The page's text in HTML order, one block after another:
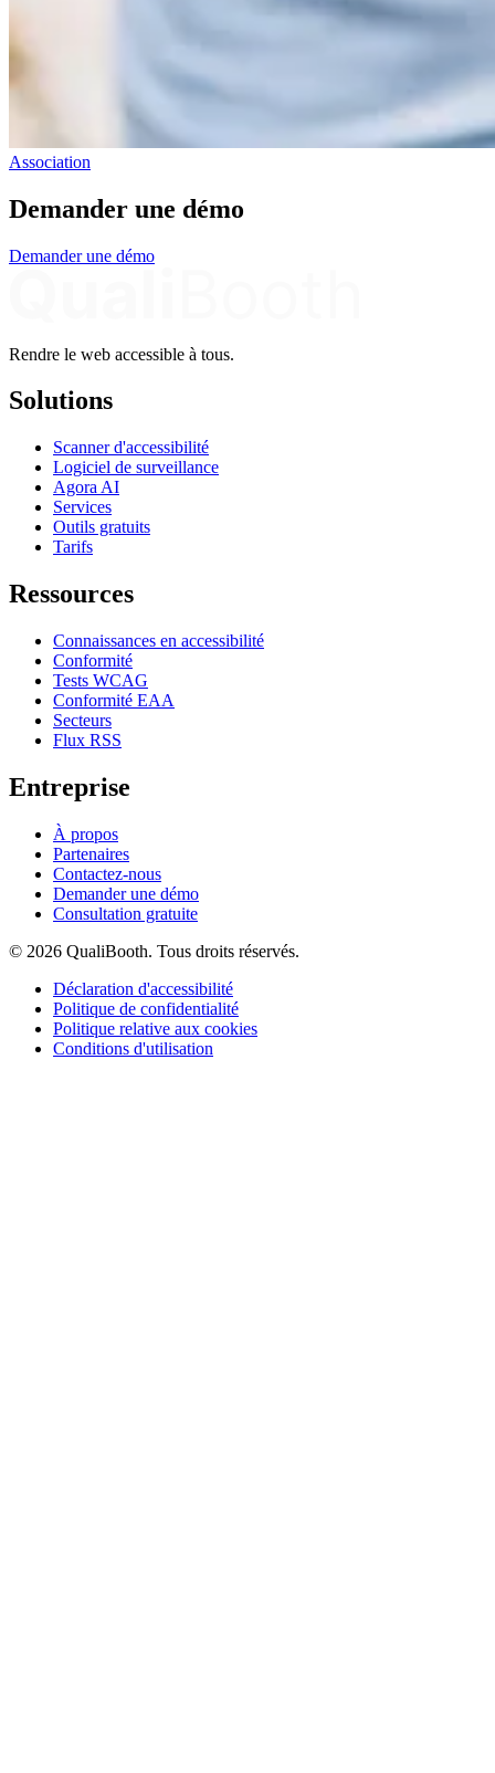
Association
Demander une démo
Demander une démo
Rendre le web accessible à tous.
Solutions
Scanner d'accessibilité
Logiciel de surveillance
Agora AI
Services
Outils gratuits
Tarifs
Ressources
Connaissances en accessibilité
Conformité
Tests WCAG
Conformité EAA
Secteurs
Flux RSS
Entreprise
À propos
Partenaires
Contactez-nous
Demander une démo
Consultation gratuite
© 2026 QualiBooth. Tous droits réservés.
Déclaration d'accessibilité
Politique de confidentialité
Politique relative aux cookies
Conditions d'utilisation